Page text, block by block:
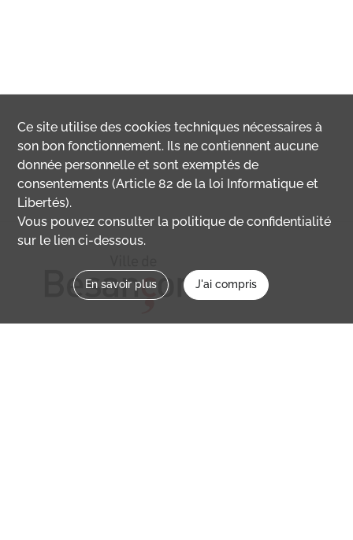
Ce site utilise descookies techniques nécessaires à
son bon fonctionnement. Ils ne contiennent aucune
donnée personnelle et sont exemptés de
consentements (Article 82 de la loi Informatique et
Libertés).
Vous pouvez consulter la politique de confidentialité
sur le lien ci-dessous.
En savoir plus J'ai compris